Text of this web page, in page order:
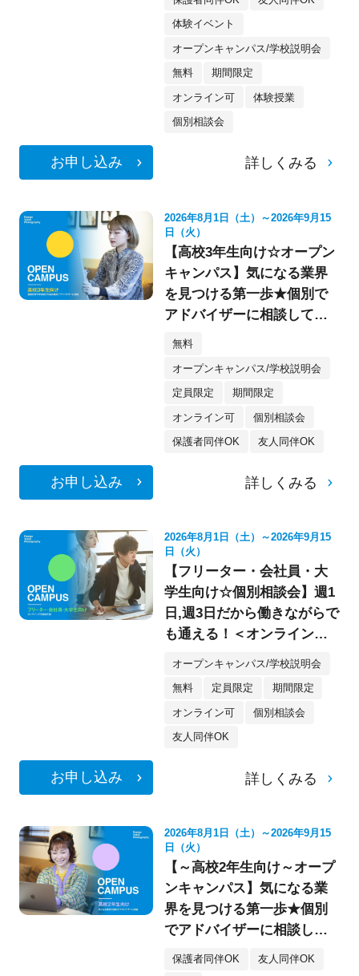
体験イベント
オープンキャンパス/学校説明会
無料 期間限定
オンライン可 体験授業
個別相談会
お申し込み 詳しくみる
2026年8月1日（土）～2026年9月15
日（火）
【高校3年生向け☆オープン
キャンパス】気になる業界
を見つける第一歩★個別で
アドバイザーに相談してみ
よう！
無料
オープンキャンパス/学校説明会
定員限定 期間限定
オンライン可 個別相談会
保護者同伴OK 友人同伴OK
お申し込み 詳しくみる
2026年8月1日（土）～2026年9月15
日（火）
【フリーター・会社員・大
学生向け☆個別相談会】週1
日,週3日だから働きながらで
も通える！＜オンライン参
加もOK★＞
オープンキャンパス/学校説明会
無料 定員限定 期間限定
オンライン可 個別相談会
友人同伴OK
お申し込み 詳しくみる
2026年8月1日（土）～2026年9月15
日（火）
【～高校2年生向け～オープ
ンキャンパス】気になる業
界を見つける第一歩★個別
でアドバイザーに相談して
みよう！
保護者同伴OK 友人同伴OK